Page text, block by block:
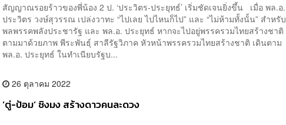
สัญญาณรอยร้าวของพี่น้อง 2 ป. ‘ประวิตร-ประยุทธ์’ เริ่มชัดเจนยิ่งขึ้น เมื่อ พล.อ.
ประวิตร วงษ์สุวรรณ เปล่งวาทะ “ไปเลย ไปไหนก็ไป” และ “ไม่ห้ามทั้งนั้น” สำหรับ
พลพรรคพลังประชารัฐ และ พล.อ. ประยุทธ์ หากจะไปอยู่พรรครวมไทยสร้างชาติ
ตามมาด้วยภาพ พีระพันธ์ุ สาลีรัฐวิภาค หัวหน้าพรรครวมไทยสร้างชาติ เดินตาม
พล.อ. ประยุทธ์ ในทำเนียบรัฐบ...
26 ตุลาคม 2022
‘ตู่-ป้อม’ ชิงมง สร้างดาวคนละดวง